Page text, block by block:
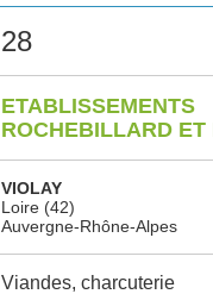
28
ETABLISSEMENTS
ROCHEBILLARD ET
VIOLAY
Loire (42)
Auvergne-Rhône-Alpes
Viandes, charcuterie